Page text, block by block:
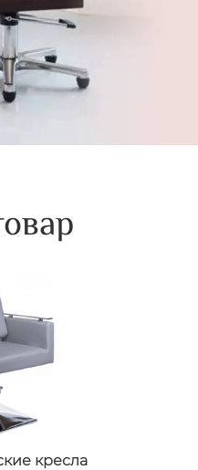
кресла